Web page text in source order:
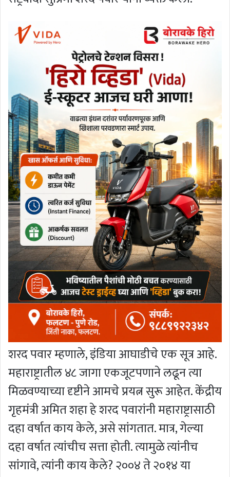
शरद पवार म्हणाले, इंडिया आघाडीचे एक सूत्र आहे.
महाराष्ट्रातील ४८ जागा एकजूटपणाने लढून त्या
मिळवण्याच्या दृष्टीने आमचे प्रयत्न सुरू आहेत. केंद्रीय
गृहमंत्री अमित शहा हे शरद पवारांनी महाराष्ट्रासाठी
दहा वर्षात काय केले, असे सांगतात. मात्र, गेल्या
दहा वर्षात त्यांचीच सत्ता होती. त्यामुळे त्यांनीच
सांगावे, त्यांनी काय केले? २००४ ते २०१४ या